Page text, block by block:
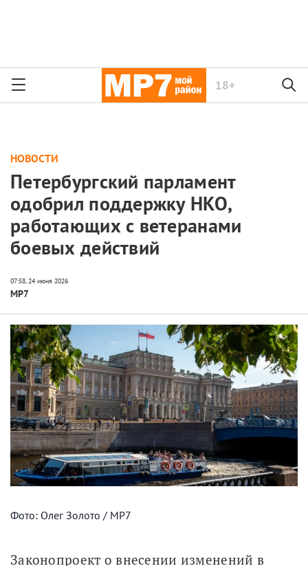
18+
НОВОСТИ
Петербургский парламент
одобрил поддержку НКО,
работающих с ветеранами
боевых действий
МР7
Фото: Олег Золото / МР7
Законопроект о внесении изменений в